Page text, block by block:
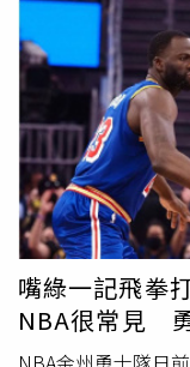
與的女孩，透過讓
進身體衛教及健康
樣貌，並記得這份
年來共同宣傳跟支
了：印度、羅馬尼
達、多明尼加、菲
桃園市、新竹縣及
Kelly Lai轉述，羅
群人關心羅馬尼亞
我們充滿鬥志，是
體育課，並深刻體
同。」而培訓烏干
嘴綠一記飛拳
NBA很常見